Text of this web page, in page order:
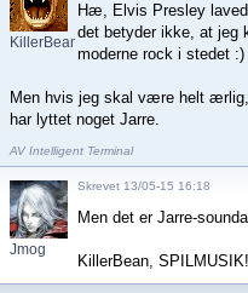
KillerBean2
Hæ, Elvis Presley
det betyder ikke, at jeg
moderne rock i stedet :)
Men hvis jeg skal være helt
har lyttet noget Jarre.
AV Intelligent Terminal
Jmog
Skrevet 13/05-15 16:18
Men det er Jarre-
KillerBean,